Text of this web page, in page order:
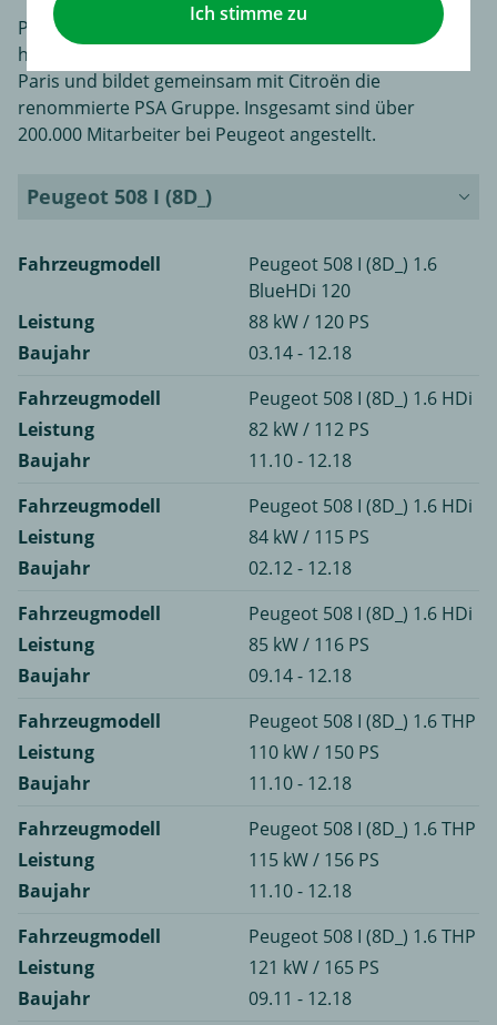
Peugeot gilt als älteste Automarke. Das Unternehmen
hat seinen Firmensitz in der französischen Hauptstadt
Paris und bildet gemeinsam mit Citroën die
renommierte PSA Gruppe. Insgesamt sind über
200.000 Mitarbeiter bei Peugeot angestellt.
Peugeot 508 I (8D_)
Fahrzeugmodell
Peugeot 508 I (8D_) 1.6
BlueHDi 120
Leistung
88 kW / 120 PS
Baujahr
03.14 - 12.18
Fahrzeugmodell
Peugeot 508 I (8D_) 1.6 HDi
Leistung
82 kW / 112 PS
Baujahr
11.10 - 12.18
Fahrzeugmodell
Peugeot 508 I (8D_) 1.6 HDi
Leistung
84 kW / 115 PS
Baujahr
02.12 - 12.18
Fahrzeugmodell
Peugeot 508 I (8D_) 1.6 HDi
Leistung
85 kW / 116 PS
Baujahr
09.14 - 12.18
Fahrzeugmodell
Peugeot 508 I (8D_) 1.6 THP
Leistung
110 kW / 150 PS
Baujahr
11.10 - 12.18
Fahrzeugmodell
Peugeot 508 I (8D_) 1.6 THP
Leistung
115 kW / 156 PS
Baujahr
11.10 - 12.18
Fahrzeugmodell
Peugeot 508 I (8D_) 1.6 THP
Leistung
121 kW / 165 PS
Baujahr
09.11 - 12.18
Ich stimme zu